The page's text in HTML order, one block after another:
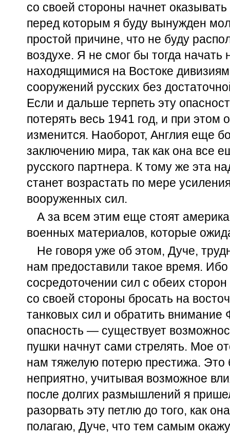
со своей стороны начнет
перед которым я буду вынужден
простой причине, что не буду
воздухе. Я не смог бы тогда начать
находящимися на Востоке
сооружений русских без
Если и дальше терпеть эту
потерять весь 1941 год, и при этом
изменится. Наоборот, Англия еще
заключению мира, так как она все
русского партнера. К тому же эта
станет возрастать по мере
вооруженных сил.
А за всем этим еще стоят
военных материалов, которые
Не говоря уже об этом, Дуче,
нам предоставили такое время. Ибо
сосредоточении сил с обеих
со своей стороны бросать на
танковых сил и обратить
опасность — существует
пушки начнут сами стрелять. Мое
нам тяжелую потерю престижа.
неприятно, учитывая возможное
после долгих размышлений я
разорвать эту петлю до того, как
полагаю, Дуче, что тем самым